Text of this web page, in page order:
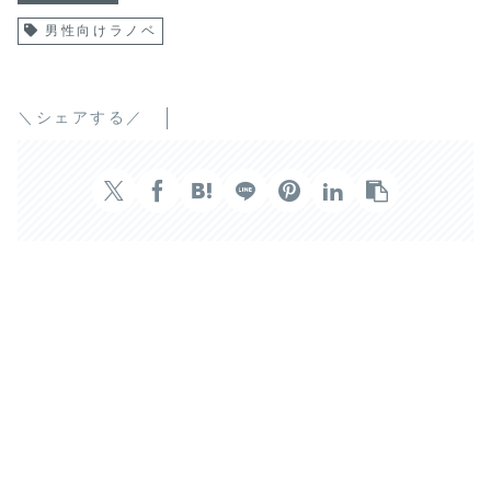
男性向けラノベ
＼シェアする／